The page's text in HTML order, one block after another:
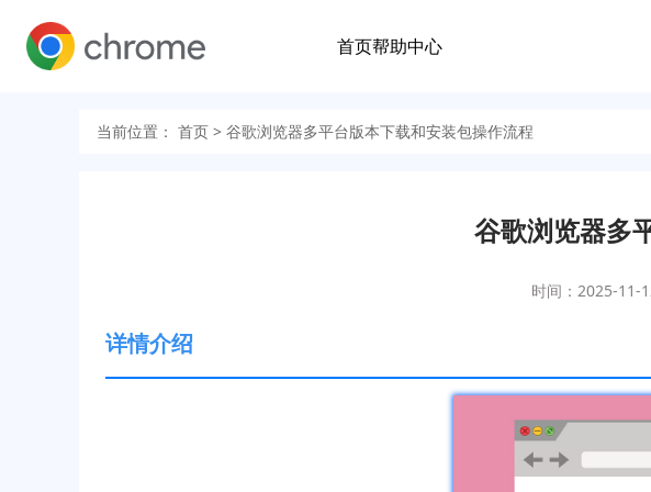
首页帮助中心
当前位置： 首页 > 谷歌浏览器多平台版本下载和安装包操作流程
谷歌浏览器多
时间：2025-11-
详情介绍